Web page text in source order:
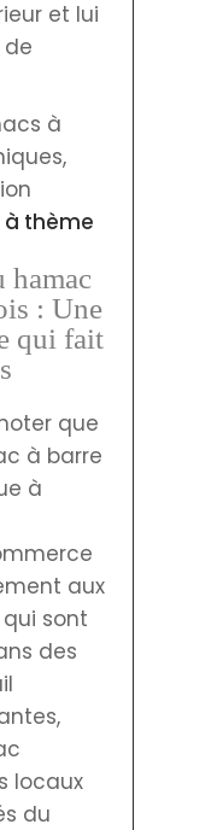
et lui
à
thème
hamac
: Une
qui fait
que
à barre
à
aux
sont
des
locaux
du